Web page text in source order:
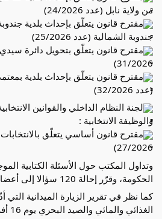
من ولاية نابل (عدد 24/2026)
جندوبة الشمالية (عدد 25/2026)
31/2026)
(عدد 32/2026)
والوظيفة الانتخابية :
27/2026)
الحكومة، وقرّر إحالة 120 سؤالا إلى أعضاء الحكومة المعنيين.